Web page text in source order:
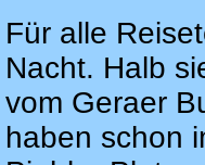
Für alle
Nacht. Halb
vom Geraer
haben schon